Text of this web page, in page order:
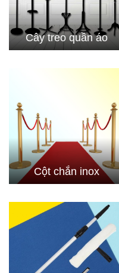
Cây treo quần áo
Cột chắn inox